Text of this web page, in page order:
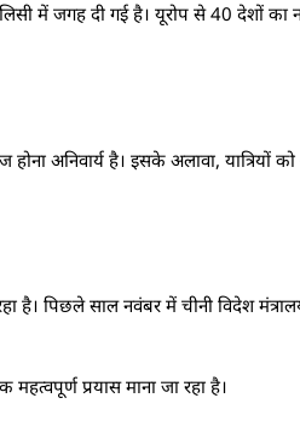
में जगह दी गई है। यूरोप से 40 देशों का
होना अनिवार्य है। इसके अलावा,
है। पिछले साल नवंबर में चीनी विदेश
प्रयास माना जा रहा है।